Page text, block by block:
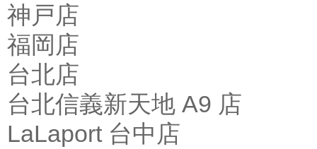
神戸店
福岡店
台北店
台北信義新天地 A9 店
LaLaport 台中店